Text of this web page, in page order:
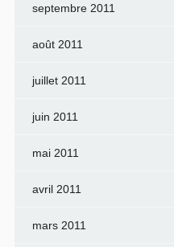
septembre 2011
août 2011
juillet 2011
juin 2011
mai 2011
avril 2011
mars 2011